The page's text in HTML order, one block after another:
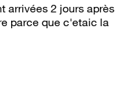
arrivées 2 jours après
parce que c'etaic la